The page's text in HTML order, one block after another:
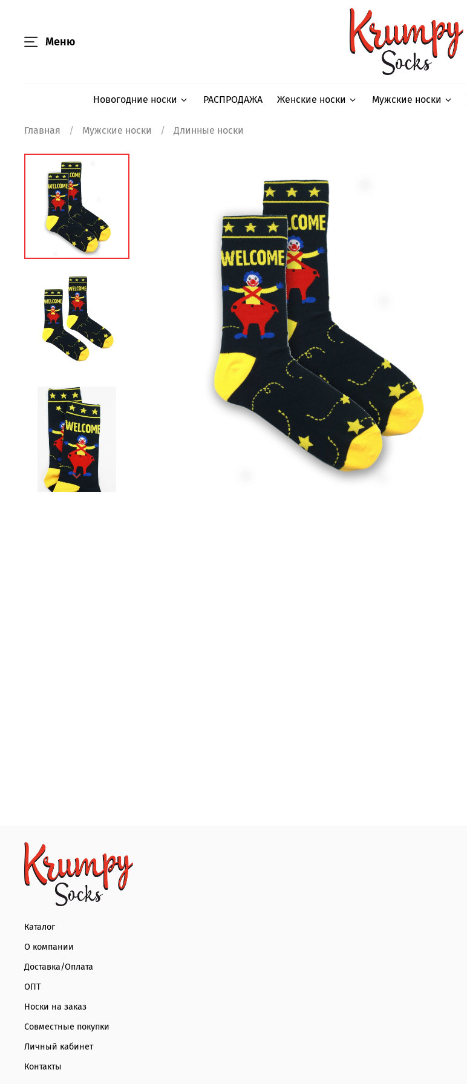
Меню
Новогодние носки РАСПРОДАЖА Женские носки Мужские носки
Главная Мужские носки Длинные носки
Каталог
О компании
Доставка/Оплата
ОПТ
Носки на заказ
Совместные покупки
Личный кабинет
Контакты